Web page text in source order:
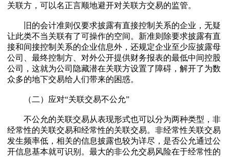
关联方，可以名正言顺地避开对关联方交易的监管。
旧的会计准则仅要求披露有直接控制关系的企业，无疑
让此类不当关联有了可操作的空间。新准则除要求披露有直
接和间接控制关系的企业信息外，还规定企业至少应披露母
公司、最终控制方、对外公开提供财务报表的最低中间控股
公司，这就为公司隐藏潜在关联方设置了障碍，解开了为数
众多的地下交易给人们带来的困惑。
（二）应对“关联交易不公允”
不公允的关联交易从表现形式也可以分为两种类型，非
经常性的关联交易和经常性的关联交易。非经常性关联交易
发生频率低，相关的信息披露也较为详尽，是否公允通过公
开信息基本就可识别。最大的非公允交易风险在于经常性的